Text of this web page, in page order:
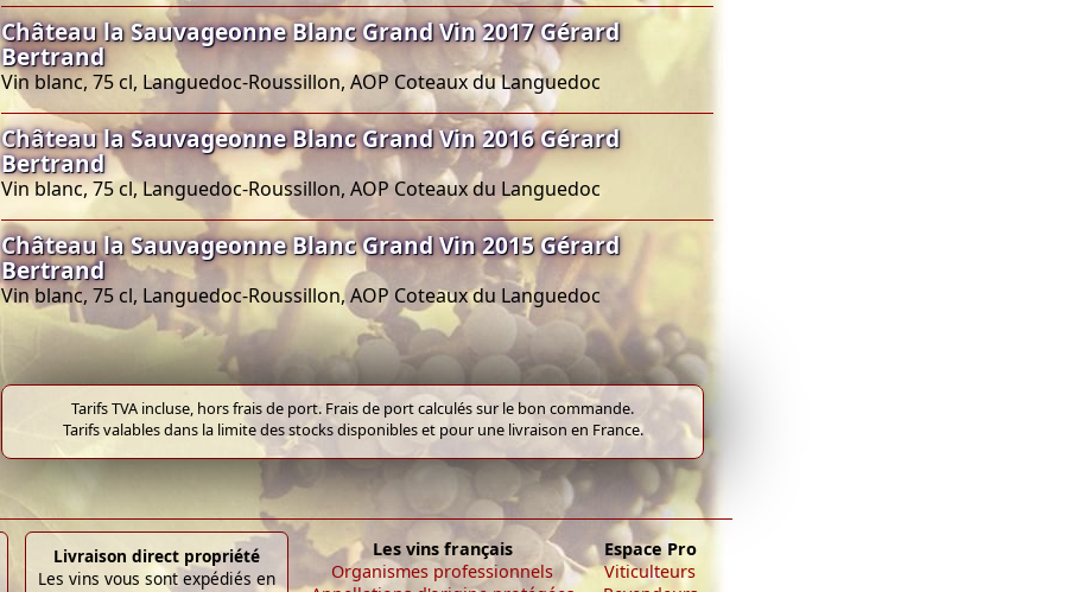
Château la Sauvageonne Blanc Grand Vin 2017 Gérard
Bertrand
Vin blanc, 75 cl, Languedoc-Roussillon, AOP Coteaux du Languedoc
Château la Sauvageonne Blanc Grand Vin 2016 Gérard
Bertrand
Vin blanc, 75 cl, Languedoc-Roussillon, AOP Coteaux du Languedoc
Château la Sauvageonne Blanc Grand Vin 2015 Gérard
Bertrand
Vin blanc, 75 cl, Languedoc-Roussillon, AOP Coteaux du Languedoc
Tarifs TVA incluse, hors frais de port. Frais de port calculés sur le bon commande.
Tarifs valables dans la limite des stocks disponibles et pour une livraison en France.
Livraison direct propriété
Les vins vous sont expédiés en
Les vins français
Organismes professionnels
Espace Pro
Viticulteurs